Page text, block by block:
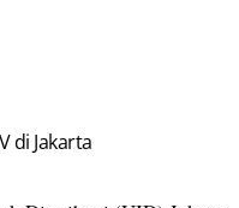
di Jakarta